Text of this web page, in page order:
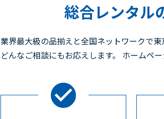
総合レンタル
業界最大級の品揃えと全国ネットワークで
どんなご相談にもお応えします。 ホームペ